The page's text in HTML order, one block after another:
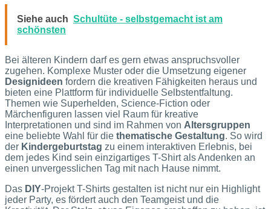
Siehe auch Schultüte - selbstgemacht ist am
schönsten
Bei älteren Kindern darf es gern etwas anspruchsvoller
zugehen. Komplexe Muster oder die Umsetzung eigener
Designideen fordern die kreativen Fähigkeiten heraus und
bieten eine Plattform für individuelle Selbstentfaltung.
Themen wie Superhelden, Science-Fiction oder
Märchenfiguren lassen viel Raum für kreative
Interpretationen und sind im Rahmen von Altersgruppen
eine beliebte Wahl für die thematische Gestaltung. So wird
der Kindergeburtstag zu einem interaktiven Erlebnis, bei
dem jedes Kind sein einzigartiges T-Shirt als Andenken an
einen unvergesslichen Tag mit nach Hause nimmt.
Das DIY-Projekt T-Shirts gestalten ist nicht nur ein Highlight
jeder Party, es fördert auch den Teamgeist und die